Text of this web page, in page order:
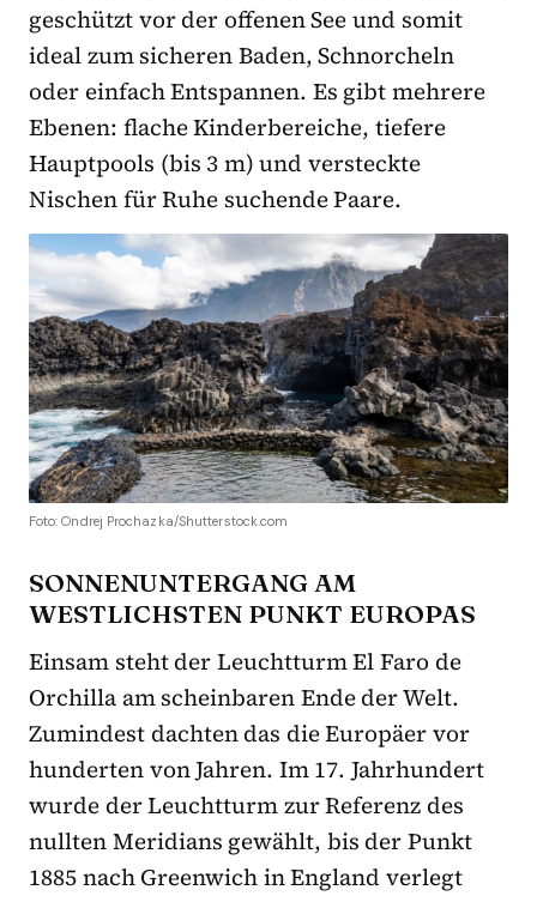
geschützt vor der offenen See und somit
ideal zum sicheren Baden, Schnorcheln
oder einfach Entspannen. Es gibt mehrere
Ebenen: flache Kinderbereiche, tiefere
Hauptpools (bis 3 m) und versteckte
Nischen für Ruhe suchende Paare.
Foto: Ondrej Prochazka/Shutterstock.com
SONNENUNTERGANG AM
WESTLICHSTEN PUNKT EUROPAS
Einsam steht der Leuchtturm El Faro de
Orchilla am scheinbaren Ende der Welt.
Zumindest dachten das die Europäer vor
hunderten von Jahren. Im 17. Jahrhundert
wurde der Leuchtturm zur Referenz des
nullten Meridians gewählt, bis der Punkt
1885 nach Greenwich in England verlegt